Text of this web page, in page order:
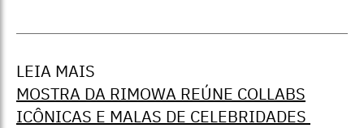
LEIA MAIS
MOSTRA DA RIMOWA REÚNE COLLABS
ICÔNICAS E MALAS DE CELEBRIDADES